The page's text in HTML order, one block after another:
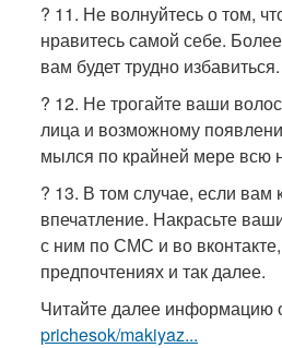
? 11. Не волнуйтесь о том,
нравитесь самой себе.
вам будет трудно избавиться.
? 12. Не трогайте ваши
лица и возможному
мылся по крайней мере всю
? 13. В том случае, если вам
впечатление. Накрасьте
с ним по СМС и во
предпочтениях и так далее.
Читайте далее информацию
prichesok/makiyaz...